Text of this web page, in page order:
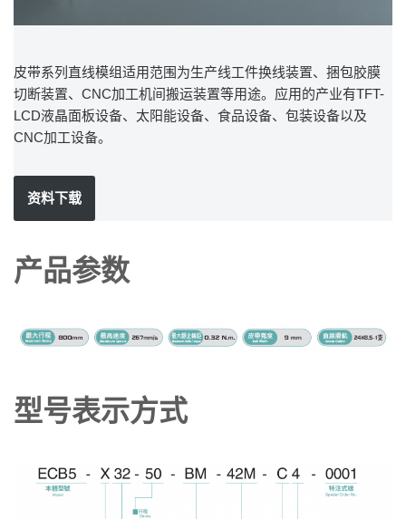
皮带系列直线模组适用范围为生产线工件换线装置、捆包胶膜
切断装置、CNC加工机间搬运装置等用途。应用的产业有TFT-
LCD液晶面板设备、太阳能设备、食品设备、包装设备以及
CNC加工设备。
资料下载
产品参数
型号表示方式